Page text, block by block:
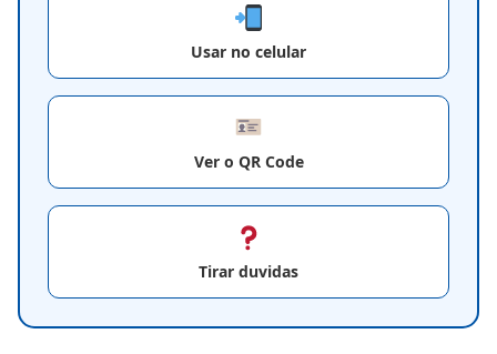
Usar no celular
Ver o QR Code
Tirar duvidas